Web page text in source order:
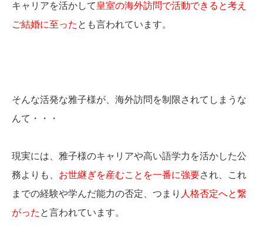
キャリアを活かして皇室の海外訪問で活動できると考え
ご結婚に至った とも言われています。
そんな活発な雅子様が、海外訪問を制限されてしまうな
んて・・・
現実には、雅子様のキャリアや高い語学力を活かした公
務よりも、 お世継ぎを産むことを一番に強要され、これ
までの経験や学んだ能力の否定、つまり 人格否定へと繋
がった と言われています。